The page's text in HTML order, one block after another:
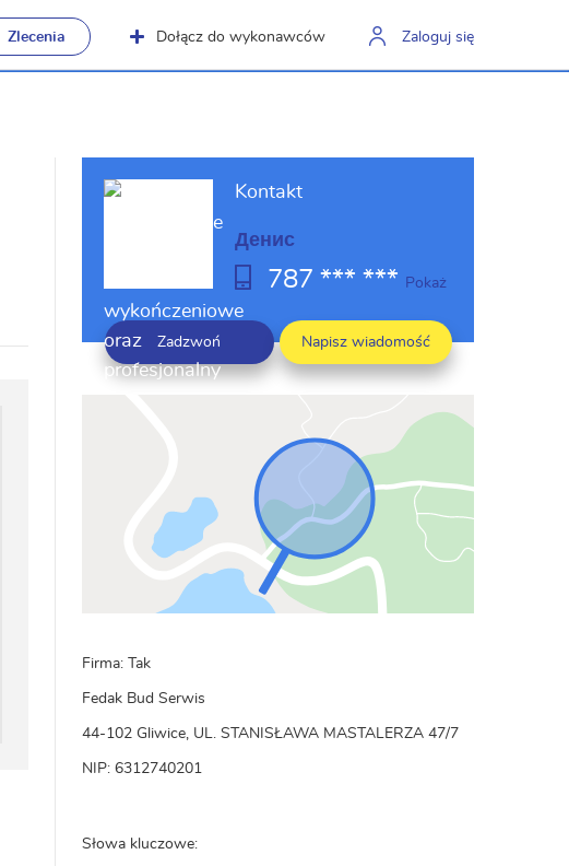
Zlecenia Dołącz do wykonawców Zaloguj się
Kontakt
Денис
787 *** *** Pokaż
Zadzwoń Napisz wiadomość
Firma: Tak
Fedak Bud Serwis
44-102 Gliwice, UL. STANISŁAWA MASTALERZA 47/7
NIP: 6312740201
Słowa kluczowe: